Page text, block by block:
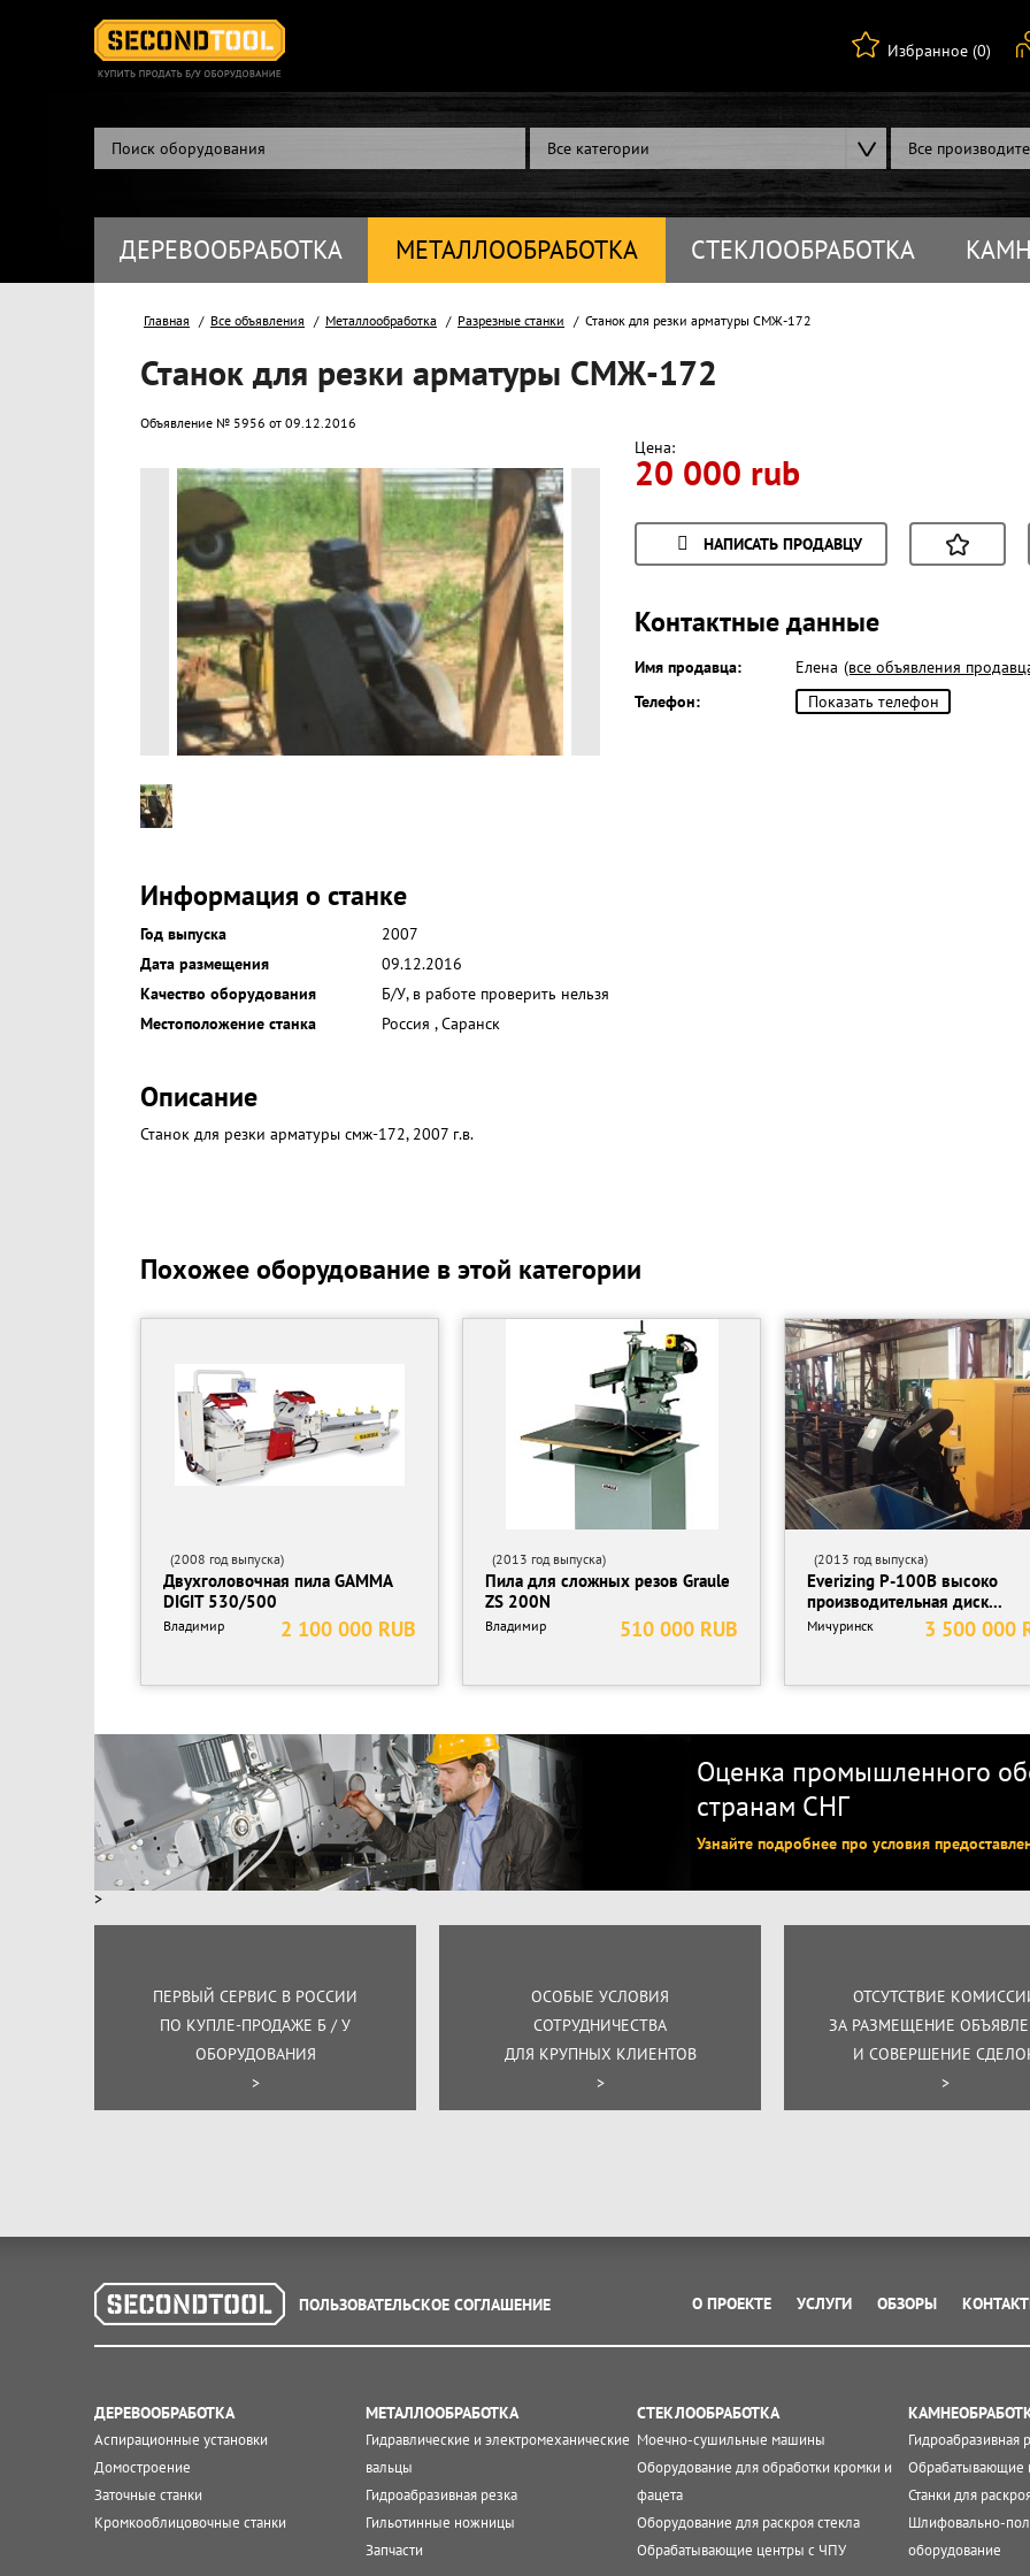
Избранное (0)
Все категории Все
ДЕРЕВООБРАБОТКА МЕТАЛЛООБРАБОТКА СТЕКЛООБРАБОТКА
Главная Все объявления Металлообработка Разрезные станки Станок для резки арматуры СМЖ-172
Станок для резки арматуры СМЖ-172
Объявление № 5956 от 09.12.2016
Цена:
20 000 rub
НАПИСАТЬ ПРОДАВЦУ
Контактные данные
Имя продавца: Елена (все объявления
Телефон:
Показать телефон
Информация о станке
Год выпуска
2007
Дата размещения
09.12.2016
Качество оборудования
Б/У, в работе проверить нельзя
Местоположение станка
Россия ,Саранск
Описание
Станок для резки арматуры смж-172, 2007 г.в.
Похожее оборудование в этой категории
(2008 год выпуска)
Двухголовочная пила GAMMA
DIGIT 530/500
2 100 000 RUB
Владимир
(2013 год выпуска)
Пила для сложных резов Graule
ZS 200N
510 000 RUB
Владимир
(2013 год выпуска)
Everizing P-100B высоко
производительная диск...
3 500 000
Мичуринск
Оценка промышленного
странам СНГ
Узнайте подробнее про условия
>
ПЕРВЫЙ СЕРВИС В РОССИИ
ПО КУПЛЕ-ПРОДАЖЕ Б / У
ОБОРУДОВАНИЯ
>
ОСОБЫЕ УСЛОВИЯ
СОТРУДНИЧЕСТВА
ДЛЯ КРУПНЫХ КЛИЕНТОВ
>
ОТСУТСТВИЕ
ЗА РАЗМЕЩЕНИЕ
И СОВЕРШЕНИЕ
>
ПОЛЬЗОВАТЕЛЬСКОЕ СОГЛАШЕНИЕ О ПРОЕКТЕ УСЛУГИ ОБЗОРЫ
ДЕРЕВООБРАБОТКА
Аспирационные установки
Домостроение
Заточные станки
Кромкооблицовочные станки
МЕТАЛЛООБРАБОТКА
Гидравлические и электромеханические
вальцы
Гидроабразивная резка
Гильотинные ножницы
Запчасти
СТЕКЛООБРАБОТКА
Моечно-сушильные машины
Оборудование для обработки кромки и
фацета
Оборудование для раскроя стекла
Обрабатывающие центры с ЧПУ
Гидроабразивная
Обрабатывающие
Станки для
Шлифовально-
оборудование